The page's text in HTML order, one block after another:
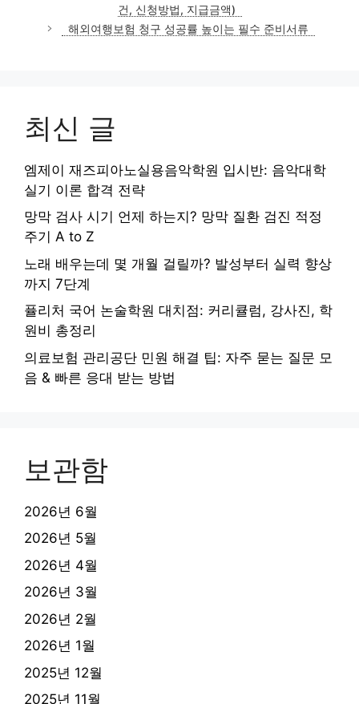
리
건, 신청방법, 지급금액)
해외여행보험 청구 성공률 높이는 필수 준비서류
최신 글
엠제이 재즈피아노실용음악학원 입시반: 음악대학
실기 이론 합격 전략
망막 검사 시기 언제 하는지? 망막 질환 검진 적정
주기 A to Z
노래 배우는데 몇 개월 걸릴까? 발성부터 실력 향상
까지 7단계
퓰리처 국어 논술학원 대치점: 커리큘럼, 강사진, 학
원비 총정리
의료보험 관리공단 민원 해결 팁: 자주 묻는 질문 모
음 & 빠른 응대 받는 방법
보관함
2026년 6월
2026년 5월
2026년 4월
2026년 3월
2026년 2월
2026년 1월
2025년 12월
2025년 11월